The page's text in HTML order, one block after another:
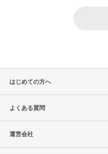
はじめての方へ
よくある質問
運営会社